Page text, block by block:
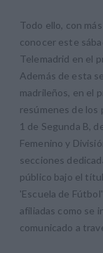
Todo ello, con
conocer este
Telemadrid en el
Además de esta
madrileños, en el
resúmenes de los
1 de Segunda B,
Femenino y
secciones
público bajo el
'Escuela de
afiliadas como se
comunicado a